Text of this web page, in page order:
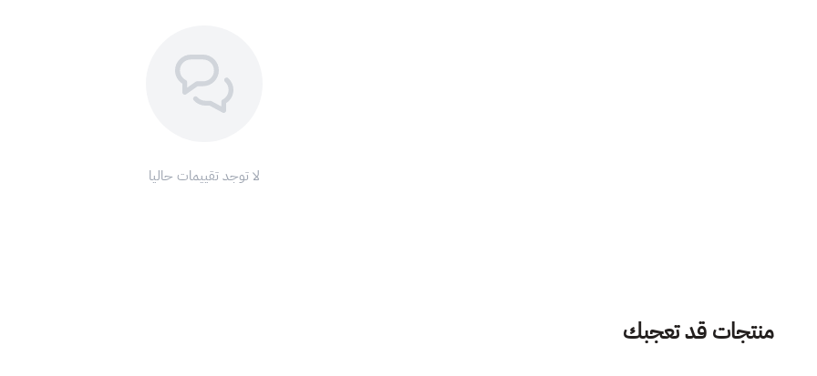
لا توجد تقييمات حاليا
منتجات قد تعجبك